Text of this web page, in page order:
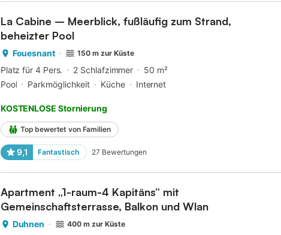
La Cabine – Meerblick, fußläufig zum Strand,
beheizter Pool
Fouesnant 150 m zur Küste
Platz für 4 Pers. 2 Schlafzimmer
50 m²
Pool
Parkmöglichkeit Küche Internet
KOSTENLOSE Stornierung
Top bewertet von Familien
9,1 Fantastisch 27 Bewertungen
Apartment „1-raum-4 Kapitäns“ mit
Gemeinschaftsterrasse, Balkon und Wlan
Duhnen 400 m zur Küste